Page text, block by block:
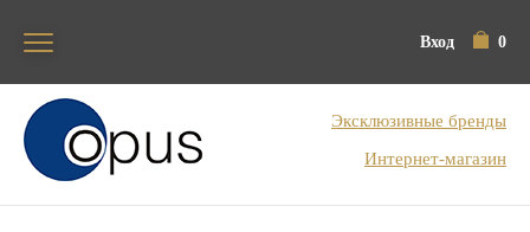
Вход 0
Блок поиска
Эксклюзивные бренды
Интернет-магазин